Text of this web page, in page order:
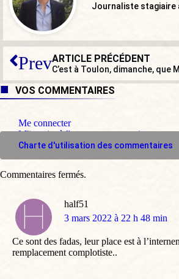
Journaliste stagiaire
PrevARTICLE PRÉCÉDENT
C’est à Toulon, dimanche,
VOS COMMENTAIRES
Me connecter
M'inscrire à l'espace commentaire
Charte d'utilisation des commentaires
half51
dit
3 mars 2022 à 22 h 48 min
Ce sont des fadas, leur place est à
remplacement complotiste..
Commentaires fermés.